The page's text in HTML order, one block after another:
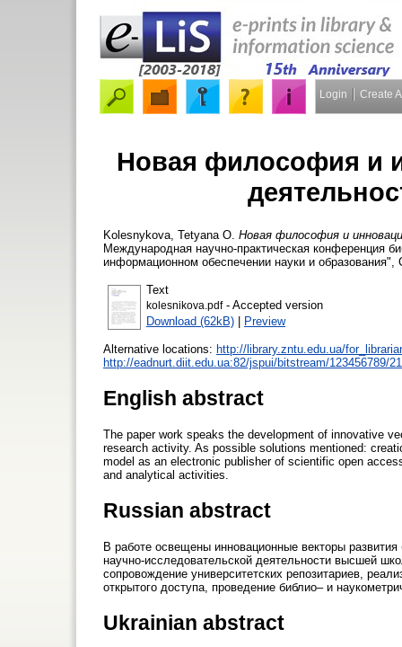
Login Create
Новая философия и
Kolesnykova, Tetyana O. Новая философия и
Международная научно-практическая конференция
информационном обеспечении науки и
Text
kolesnikova.pdf- Accepted version
Download (62kB) | Preview
Alternative locations: http://library.zntu.edu.ua/
http://eadnurt.diit.edu.ua:82/jspui/bitstream/123456789/
English abstract
The paper work speaks the development of innovative
research activity. As possible solutions mentioned:
model as an electronic publisher of scientific open
and analytical activities.
Russian abstract
В работе освещены инновационные векторы
научно-исследовательской деятельности высшей
сопровождение университетских репозитариев,
открытого доступа, проведение библио– и
Ukrainian abstract